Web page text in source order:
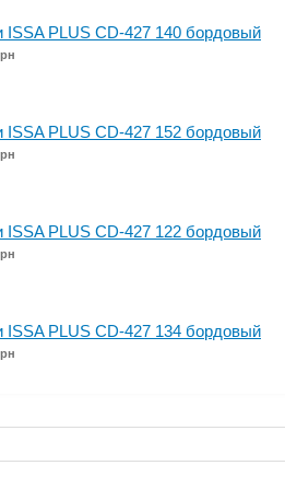
ISSA PLUS CD-427 140 бордовый
ISSA PLUS CD-427 152 бордовый
ISSA PLUS CD-427 122 бордовый
ISSA PLUS CD-427 134 бордовый